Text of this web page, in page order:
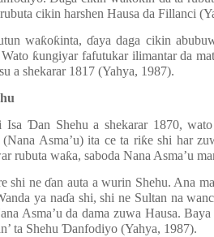
cikin harshen Hausa da Fillanci
waƙoƙinta,ɗaya daga cikin
ƙungiyar fafutukar ilimantar da
a shekarar 1817 (Yahya, 1987).
Isa Ɗan Shehu a shekarar 1870,
Asma’u) ita ce ta riƙe shi har
rubuta waƙa, saboda Nana Asma’u
shi neɗan auta a wurin Shehu. Ana
ya naɗa shi, shi ne Sultan na
Asma’u da dama zuwa Hausa.
ta Shehu Ɗanfodiyo (Yahya, 1987).